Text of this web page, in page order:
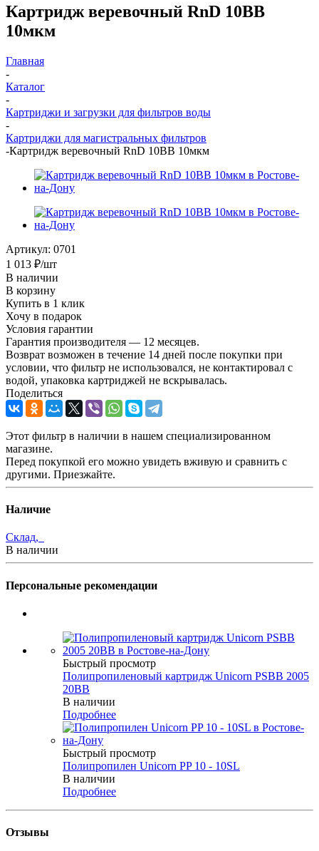
Картридж веревочный RnD 10BB
10мкм
Главная
-
Каталог
-
Картриджи и загрузки для фильтров воды
-
Картриджи для магистральных фильтров
-Картридж веревочный RnD 10BB 10мкм
Артикул: 0701
1 013 ₽/шт
В наличии
В корзину
Купить в 1 клик
Хочу в подарок
Условия гарантии
Гарантия производителя — 12 месяцев.
Возврат возможен в течение 14 дней после покупки при
условии, что фильтр не использовался, не контактировал с
водой, упаковка картриджей не вскрывалась.
Поделиться
Этот фильтр в наличии в нашем специализированном
магазине.
Перед покупкой его можно увидеть вживую и сравнить с
другими. Приезжайте.
Наличие
Склад,
В наличии
Персональные рекомендации
Быстрый просмотр
Полипропиленовый картридж Unicorn PSBB 2005
20BB
В наличии
Подробнее
Быстрый просмотр
Полипропилен Unicorn PP 10 - 10SL
В наличии
Подробнее
Отзывы